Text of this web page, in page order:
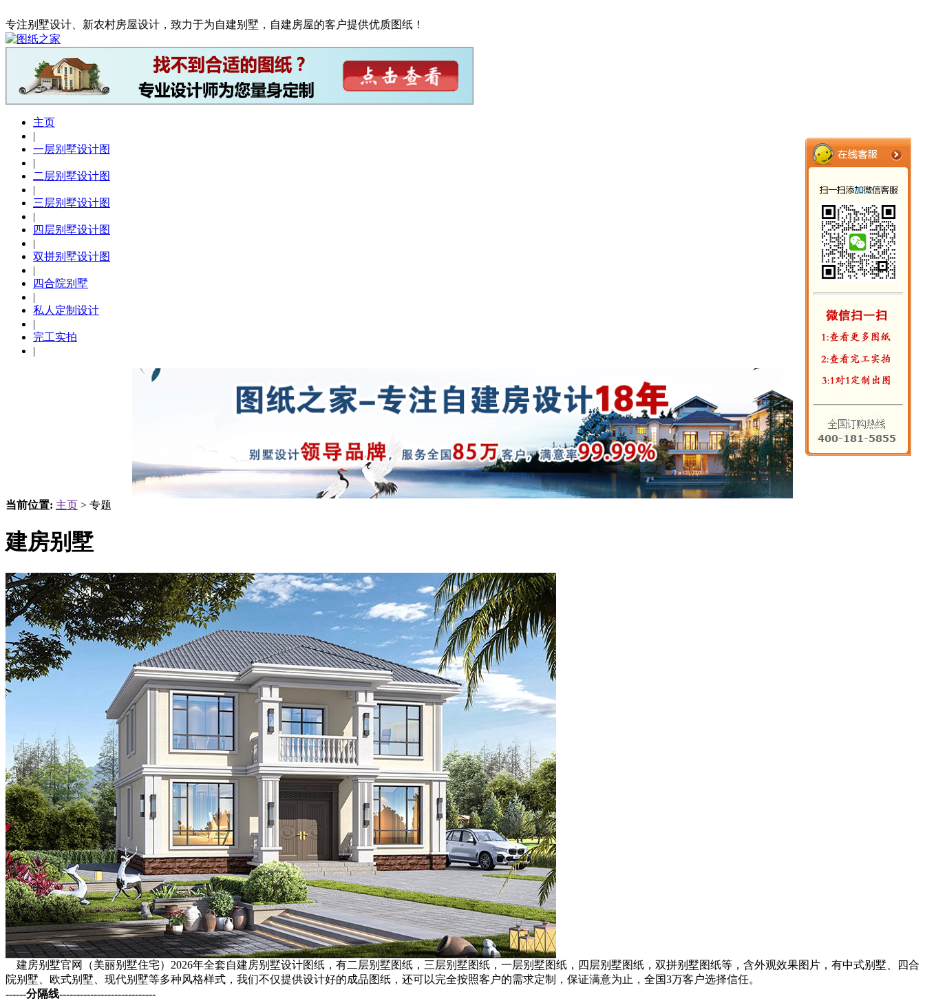
专注别墅设计、新农村房屋设计，致力于为自建别墅，自建房屋的客户提供优质图纸！
主页
|
一层别墅设计图
|
二层别墅设计图
|
三层别墅设计图
|
四层别墅设计图
|
双拼别墅设计图
|
四合院别墅
|
私人定制设计
|
完工实拍
|
当前位置: 主页 > 专题
建房别墅
建房别墅官网（美丽别墅住宅）2026年全套自建房别墅设计图纸，有二层别墅图纸，三层别墅图纸，一层别墅图纸，四层别墅图纸，双拼别墅图纸等，含外观效果图片，有中式别墅、四合
院别墅、欧式别墅、现代别墅等多种风格样式，我们不仅提供设计好的成品图纸，还可以完全按照客户的需求定制，保证满意为止，全国3万客户选择信任。
------分隔线----------------------------